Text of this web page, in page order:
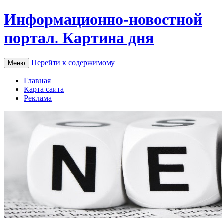
Информационно-новостной
портал. Картина дня
Меню Перейти к содержимому
Главная
Карта сайта
Реклама